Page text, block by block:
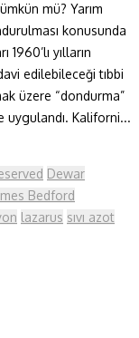
mü? Yarım
konusunda
yılların
edilebileceği tıbbi
üzere “dondurma”
uygulandı. Kaliforni...
Dewar
Bedford
lazarus sıvı azot